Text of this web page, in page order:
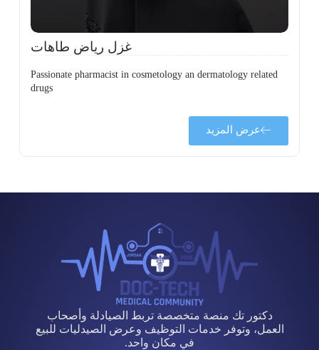
غزل رياض طاهات
Passionate pharmacist in cosmetology an dermatology related
drugs
عرض المزيد
دكتور تك منصة متخصصة تربط الصيادلة وأصحاب
العمل، وتوفر خدمات التوظيف وعرض الصيدليات للبيع
في مكان واحد.